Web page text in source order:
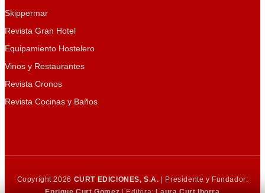
Skippermar
Revista Gran Hotel
Equipamiento Hostelero
Vinos y Restaurantes
Revista Cronos
Revista Cocinas y Baños
Copyright 2026 CURT EDICIONES, S.A. | Presidente y Fundador: